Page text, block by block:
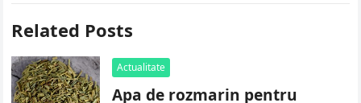
Related Posts
Actualitate
Apa de rozmarin pentru